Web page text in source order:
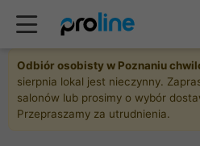
Odbiór osobisty w Poznaniu
sierpnia lokal jest nieczynny.
salonów lub prosimy o wybór
Przepraszamy za utrudnienia.